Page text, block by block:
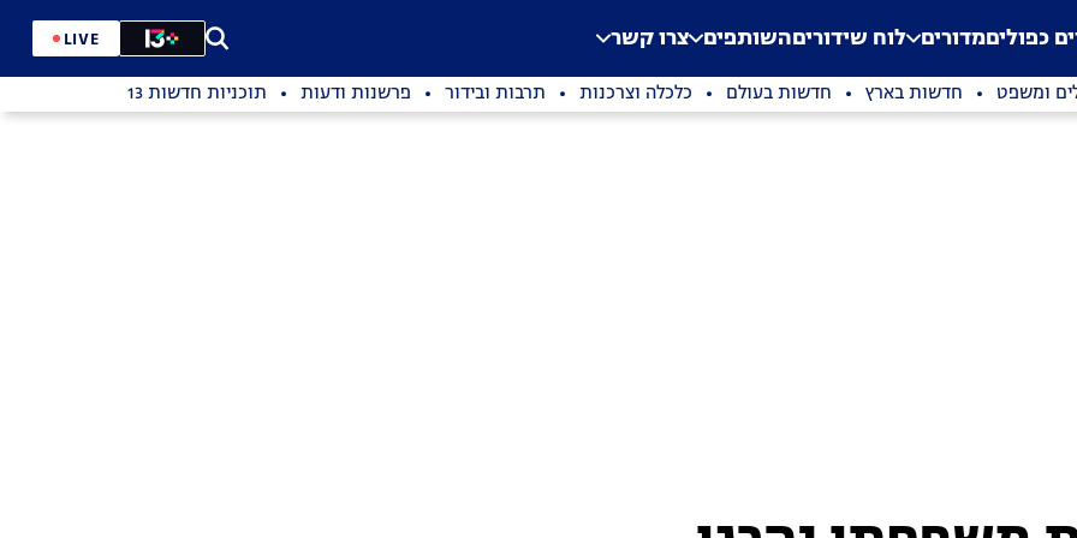
Application error: a
. כפוליםמדורים לוח שידוריםהשותפים צרו קשר LIVE
ומשפט חדשות בארץ חדשות בעולם כלכלה וצרכנות תרבות ובידור פרשנות ודעות תוכניות חדשות 13